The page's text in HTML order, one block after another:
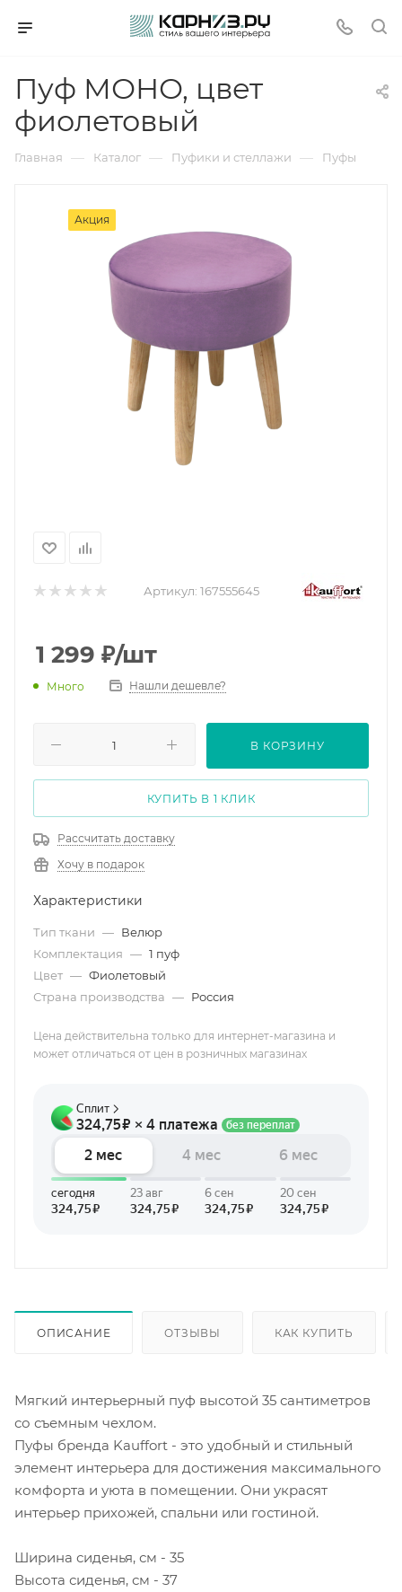
Пуф МОНО, цвет
фиолетовый
Главная — Каталог — Пуфики и стеллажи — Пуфы
Акция
Артикул: 167555645
1 299 ₽/шт
Много Нашли дешевле?
В КОРЗИНУ
КУПИТЬ В 1 КЛИК
Рассчитать доставку
Хочу в подарок
Характеристики
Тип ткани — Велюр
Комплектация — 1 пуф
Цвет — Фиолетовый
Страна производства — Россия
Цена действительна только для интернет-магазина и
может отличаться от цен в розничных магазинах
ОПИСАНИЕ ОТЗЫВЫ КАК КУПИТЬ
Мягкий интерьерный пуф высотой 35 сантиметров
со съемным чехлом.
Пуфы бренда Kauffort - это удобный и стильный
элемент интерьера для достижения максимального
комфорта и уюта в помещении. Они украсят
интерьер прихожей, спальни или гостиной.
Ширина сиденья, см - 35
Высота сиденья, см - 37